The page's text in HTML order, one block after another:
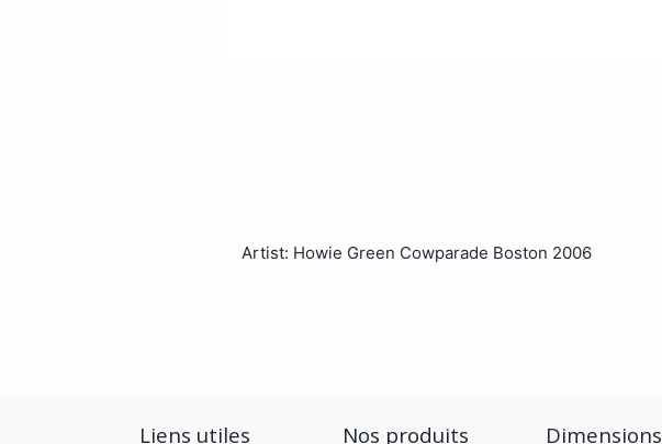
Artist: Howie Green Cowparade Boston 2006
Liens utiles Nos produits Dimensions